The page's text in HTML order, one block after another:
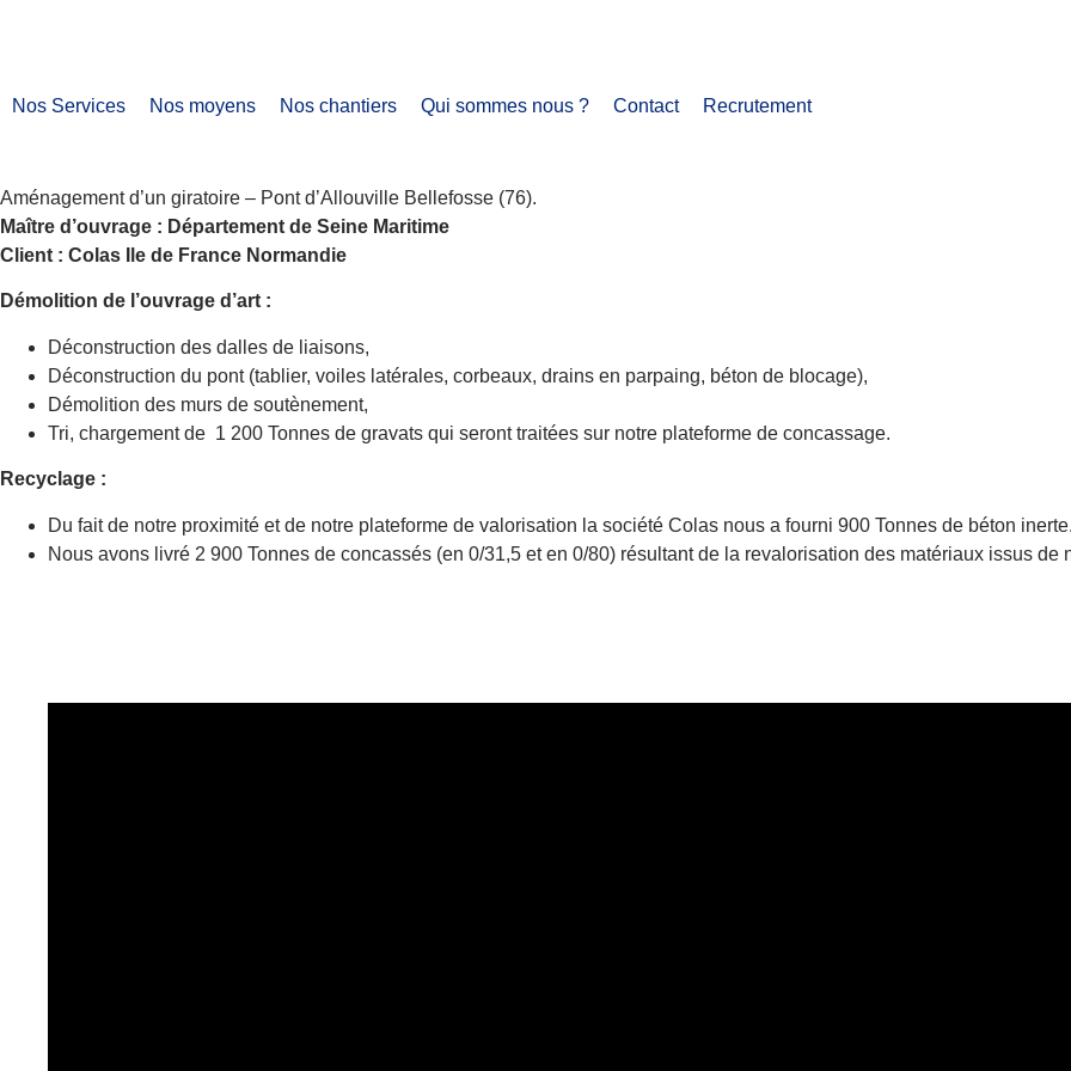
Nos Services Nos moyens Nos chantiers Qui sommes nous ? Contact Recrutement
Aménagement d’un giratoire – Pont d’Allouville Bellefosse (76).
Maître d’ouvrage : Département de Seine Maritime
Client : Colas Ile de France Normandie
Démolition de l’ouvrage d’art :
Déconstruction des dalles de liaisons,
Déconstruction du pont (tablier, voiles latérales, corbeaux, drains en parpaing, béton de blocage),
Démolition des murs de soutènement,
Tri, chargement de 1 200 Tonnes de gravats qui seront traitées sur notre plateforme de concassage.
Recyclage :
Du fait de notre proximité et de notre plateforme de valorisation la société Colas nous a fourni 900 Tonnes de béton inerte.
Nous avons livré 2 900 Tonnes de concassés (en 0/31,5 et en 0/80) résultant de la revalorisation des matériaux issus de